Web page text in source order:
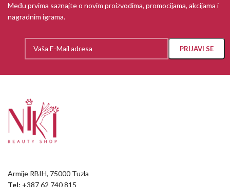
Među prvima saznajte o novim proizvodima, promocijama, akcijama i
nagradnim igrama.
Armije RBIH, 75000 Tuzla
Tel: +387 62 740 815